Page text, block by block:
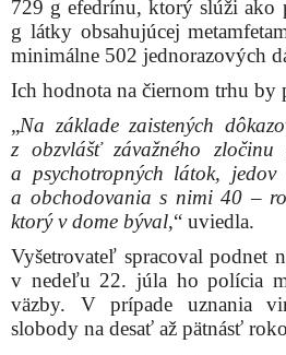
729 g efedrínu, ktorý slúži
g látky obsahujúcej
minimálne 502 jednorazových
Ich hodnota na čiernom trhu by
„Na základe zaistených
z obzvlášť závažného zločinu
a psychotropných látok,
a obchodovania s nimi 40 –
ktorý v dome býval,“ uviedla.
Vyšetrovateľ spracoval podnet
v nedeľu 22. júla ho polícia
väzby. V prípade uznania
slobody na desať až pätnásť